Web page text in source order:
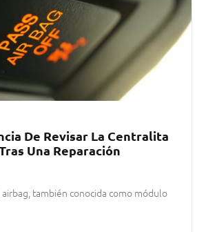
De Revisar La Centralita
Una Reparación
también conocida como módulo